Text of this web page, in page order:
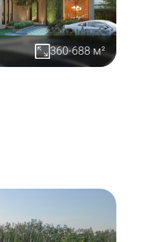
360-688 м²